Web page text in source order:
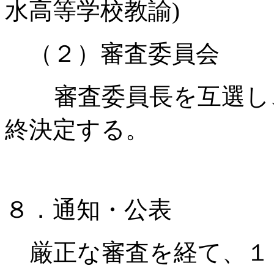
水高等学校教諭)
（２）審査委員会
審査委員長を互選
終決定する。
８．通知・公表
厳正な審査を経て、